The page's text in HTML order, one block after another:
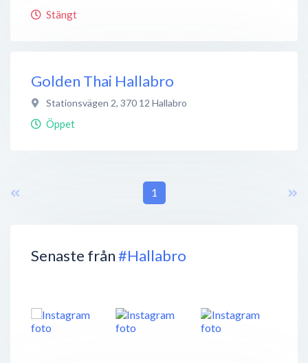
Senaste från#Hallabro
Stängt
Golden Thai Hallabro
Stationsvägen 2, 370 12 Hallabro
Öppet
1